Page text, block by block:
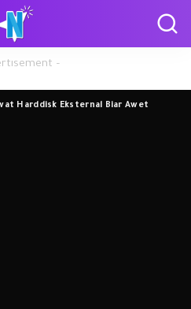
–
Harddisk Eksternal Biar Awet